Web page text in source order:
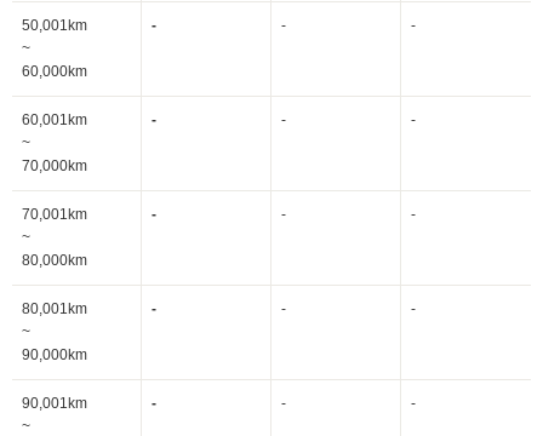
50,001km
~
60,000km
- - -
60,001km
~
70,000km
- - -
70,001km
~
80,000km
- - -
80,001km
~
90,000km
- - -
90,001km
~
- - -